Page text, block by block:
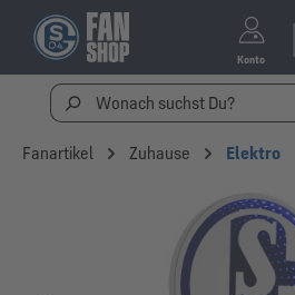
Konto
Fanartikel Zuhause Elektro